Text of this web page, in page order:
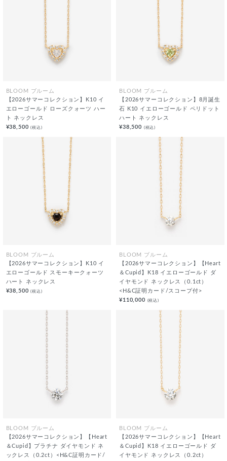
BLOOM ブルーム
【2026サマーコレクション】K10 イ
エローゴールド ローズクォーツ ハー
ト ネックレス
¥38,500(税込)
BLOOM ブルーム
【2026サマーコレクション】8月誕生
石 K10 イエローゴールド ペリドット
ハート ネックレス
¥38,500 (税込)
BLOOM ブルーム
【2026サマーコレクション】K10 イ
エローゴールド スモーキークォーツ
ハート ネックレス
¥38,500(税込)
BLOOM ブルーム
【2026サマーコレクション】【Heart
＆Cupid】K18 イエローゴールド ダ
イヤモンド ネックレス（0.1ct）
<H&C証明カード/スコープ付>
¥110,000 (税込)
BLOOM ブルーム
【2026サマーコレクション】【Heart
＆Cupid】プラチナ ダイヤモンド ネ
ックレス（0.2ct）<H&C証明カード/
BLOOM ブルーム
【2026サマーコレクション】【Heart
＆Cupid】K18 イエローゴールド ダ
イヤモンド ネックレス（0.2ct）